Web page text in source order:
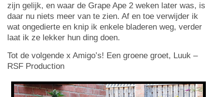
zijn gelijk, en waar de Grape Ape 2 weken later was, is
daar nu niets meer van te zien. Af en toe verwijder ik
wat ongedierte en knip ik enkele bladeren weg, verder
laat ik ze lekker hun ding doen.
Tot de volgende x Amigo’s! Een groene groet, Luuk –
RSF Production